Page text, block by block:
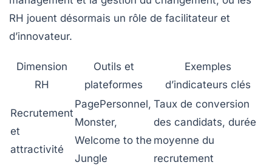
RH jouent désormais un rôle de facilitateur et
d’innovateur.
Dimension
RH
Outils et
plateformes
Exemples
d’indicateurs clés
Recrutement
et
attractivité
PagePersonnel,
Monster,
Welcome to the
Jungle
Taux de conversion
des candidats, durée
moyenne du
recrutement